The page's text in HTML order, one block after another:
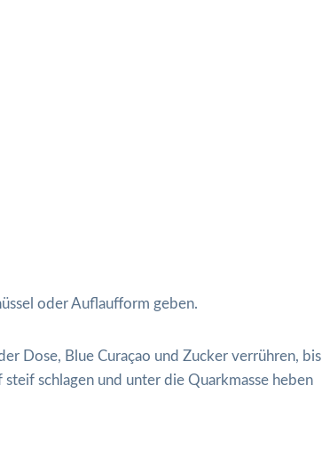
oder Auflaufform geben.
Dose, Blue Curaçao und Zucker verrühren, bis
schlagen und unter die Quarkmasse heben